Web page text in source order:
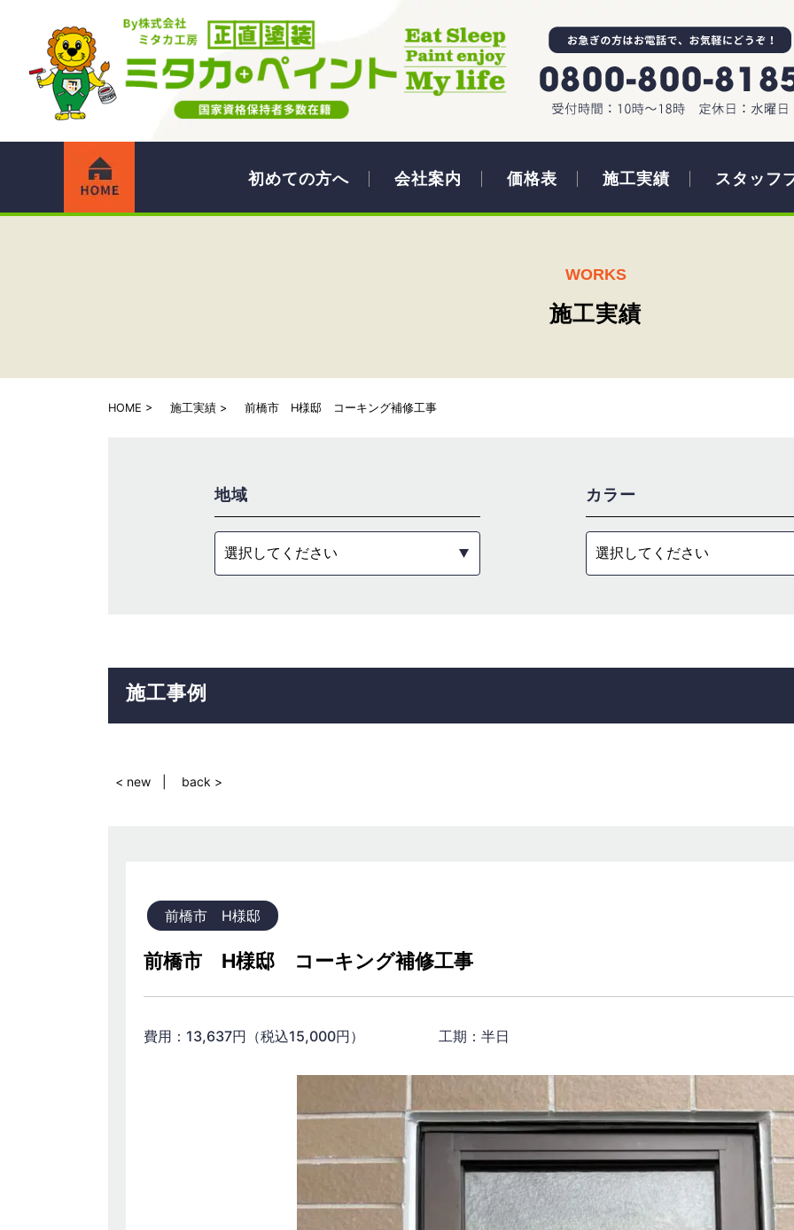
初めての方へ 会社案内 価格表 施工実績 スタッフ
WORKS
施工実績
HOME 施工実績 前橋市 H様邸 コーキング補修工事
地域
選択してください
カラー
選択してください
施工事例
< new back >
前橋市 H様邸
前橋市 H様邸 コーキング補修工事
費用：13,637円（税込15,000円） 工期：半日